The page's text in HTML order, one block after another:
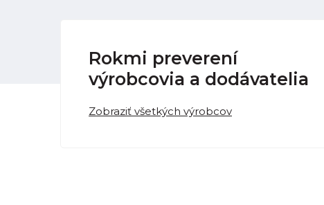
Rokmi preverení
výrobcovia a dodávatelia
Zobraziť všetkých výrobcov